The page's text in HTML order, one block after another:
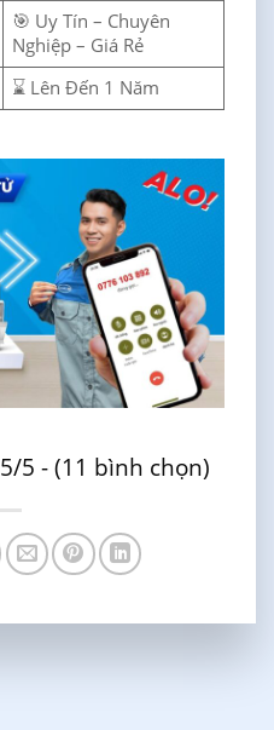
🎯 Uy Tín – Chuyên
Nghiệp – Giá Rẻ
⌛ Lên Đến 1 Năm
5/5 - (11 bình chọn)